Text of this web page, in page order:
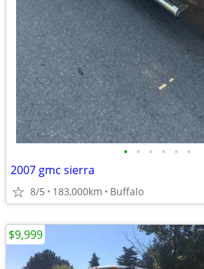
• • • • • •
2007 gmc sierra
8/5 183,000km Buffalo
$9,999